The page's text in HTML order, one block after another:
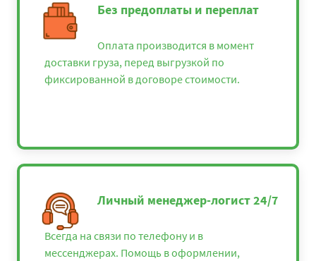
Без предоплаты и переплат
Оплата производится в момент
доставки груза, перед выгрузкой по
фиксированной в договоре стоимости.
Личный менеджер-логист 24/7
Всегда на связи по телефону и в
мессенджерах. Помощь в оформлении,